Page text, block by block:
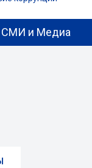
СМИ и Медиа